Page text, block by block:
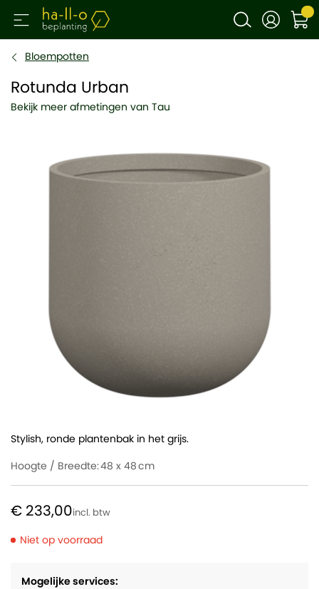
Bloempotten
Rotunda Urban
Bekijk meer afmetingen van Tau
Hoogte / Breedte:48 x 48
Mogelijke services:
Stylish, ronde plantenbak in het grijs.
€ 233,00
Niet op voorraad